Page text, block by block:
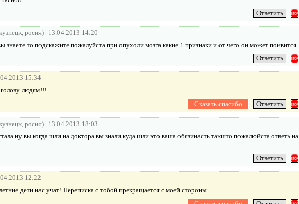
росия) | 13.04.2013 14:20
знаете то подскажите пожалуйста при опухоли мозга какие 1 признаки и от чего он может поивится
15:34
людям!!!
росия) | 13.04.2013 18:03
ну вы когда шли на доктора вы знали куда шли это ваша обязинасть такшто пожалюйста ответь на
12:22
дети нас учат! Переписка с тобой прекращается с моей стороны.